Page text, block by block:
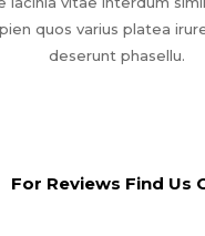
quos varius platea
deserunt phasellu.
For Reviews Find Us